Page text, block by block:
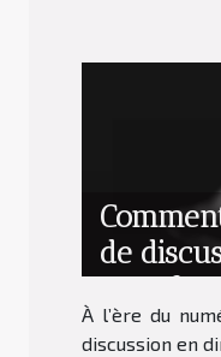
de
À l’ère du
discussion en